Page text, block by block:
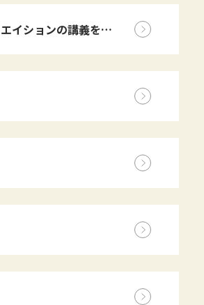
イションの講義を行